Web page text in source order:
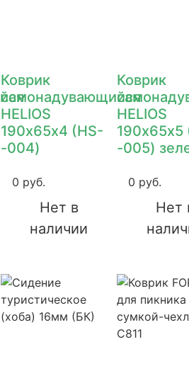
Коврик
самонадувающийся
HELIOS
190х65х4 (HS-
-004)
0 руб.
Нет в
наличии
Коврик
HELIOS
190х65х5
-005)
0 руб.
Нет